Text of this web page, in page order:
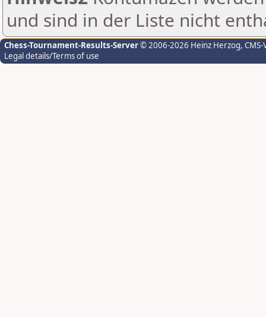
und sind in der Liste nicht
Chess-Tournament-Results-Server© 2006-2026 Heinz Herzog,
Legal details/Terms of use